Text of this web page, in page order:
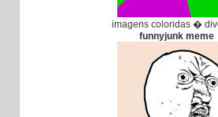
imagens coloridas �
funnyjunk meme